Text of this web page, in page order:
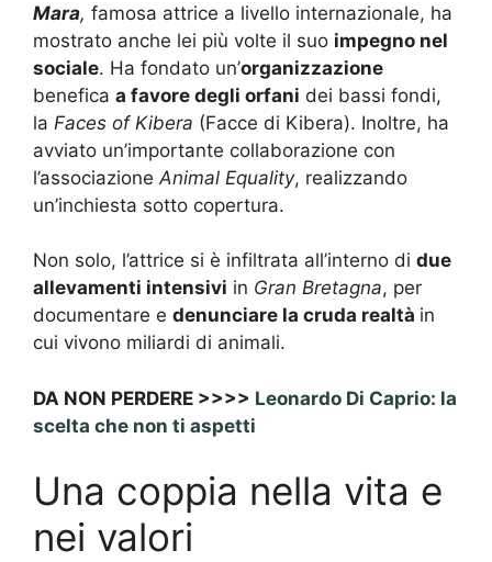
Mara, famosa attrice a livello internazionale, ha
mostrato anche lei più volte il suo impegno nel
sociale. Ha fondato un’organizzazione
benefica a favore degli orfani dei bassi fondi,
la Faces of Kibera (Facce di Kibera). Inoltre, ha
avviato un’importante collaborazione con
l’associazione Animal Equality, realizzando
un’inchiesta sotto copertura.
Non solo, l’attrice si è infiltrata all’interno di due
allevamenti intensivi in Gran Bretagna, per
documentare e denunciare la cruda realtà in
cui vivono miliardi di animali.
DA NON PERDERE >>>> Leonardo Di Caprio: la
scelta che non ti aspetti
Una coppia nella vita e
nei valori